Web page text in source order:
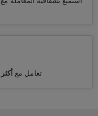
تعامل مع